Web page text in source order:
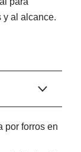
y al alcance.
por forros en